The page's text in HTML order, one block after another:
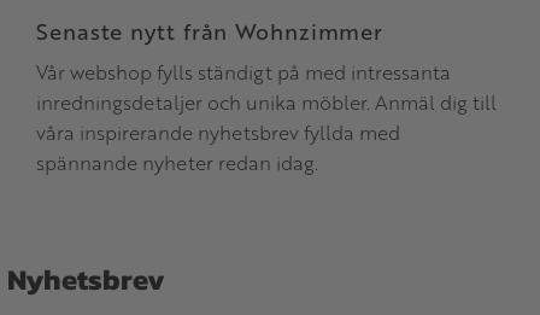
Senaste nytt från Wohnzimmer
Vår webshop fylls ständigt på med intressanta
inredningsdetaljer och unika möbler. Anmäl dig till
våra inspirerande nyhetsbrev fyllda med
spännande nyheter redan idag.
Nyhetsbrev